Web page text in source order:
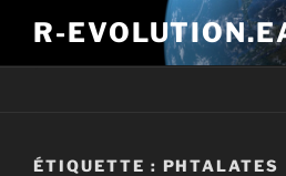
R-
ÉTIQUETTE : PHTALATES